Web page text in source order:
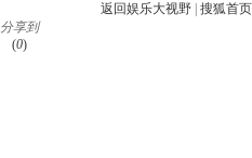
返回娱乐大视野 搜狐首页
分享到
(0)